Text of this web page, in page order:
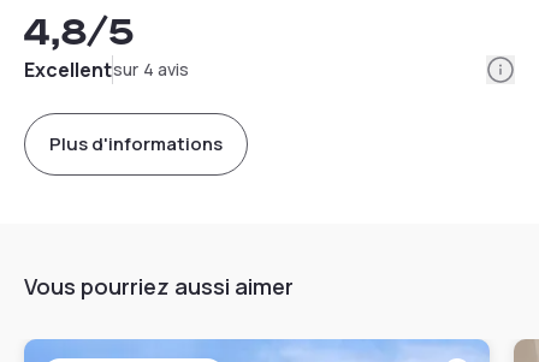
4,8/5
Excellentsur 4 avis
Plus d'informations
Vous pourriez aussi aimer